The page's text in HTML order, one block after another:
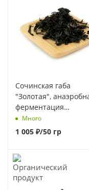
Сочинская габа
"Золотая",
ферментация
(Тайваньская
Много
1 005 ₽/50 гр